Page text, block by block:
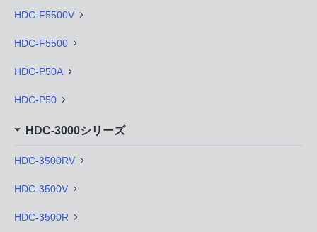
HDC-F5500V
HDC-F5500
HDC-P50A
HDC-P50
HDC-3000シリーズ
HDC-3500RV
HDC-3500V
HDC-3500R